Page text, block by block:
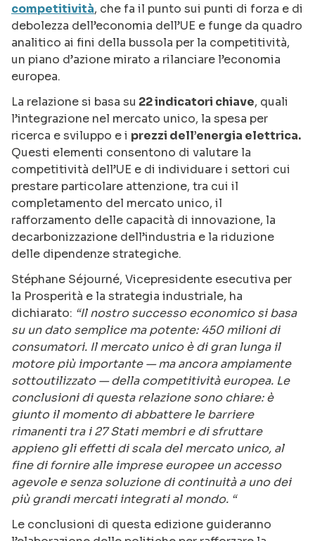
competitività, che fa il punto sui punti di forza e di
debolezza dell’economia dell’UE e funge da quadro
analitico ai fini della bussola per la competitività,
un piano d’azione mirato a rilanciare l’economia
europea.
La relazione si basa su 22 indicatori chiave, quali
l’integrazione nel mercato unico, la spesa per
ricerca e sviluppo e i prezzi dell’energia elettrica.
Questi elementi consentono di valutare la
competitività dell’UE e di individuare i settori cui
prestare particolare attenzione, tra cui il
completamento del mercato unico, il
rafforzamento delle capacità di innovazione, la
decarbonizzazione dell’industria e la riduzione
delle dipendenze strategiche.
Stéphane Séjourné, Vicepresidente esecutiva per
la Prosperità e la strategia industriale, ha
dichiarato: “Il nostro successo economico si basa
su un dato semplice ma potente: 450 milioni di
consumatori. Il mercato unico è di gran lunga il
motore più importante — ma ancora ampiamente
sottoutilizzato — della competitività europea. Le
conclusioni di questa relazione sono chiare: è
giunto il momento di abbattere le barriere
rimanenti tra i 27 Stati membri e di sfruttare
appieno gli effetti di scala del mercato unico, al
fine di fornire alle imprese europee un accesso
agevole e senza soluzione di continuità a uno dei
più grandi mercati integrati al mondo. “
Le conclusioni di questa edizione guideranno